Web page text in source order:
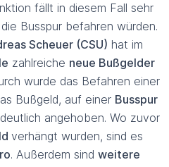
fällt in diesem Fall sehr
Busspur befahren würden.
Scheuer (CSU) hat im
zahlreiche neue Bußgelder
wurde das Befahren einer
Bußgeld, auf einer Busspur
angehoben. Wo zuvor
verhängt wurden, sind es
. Außerdem sind weitere